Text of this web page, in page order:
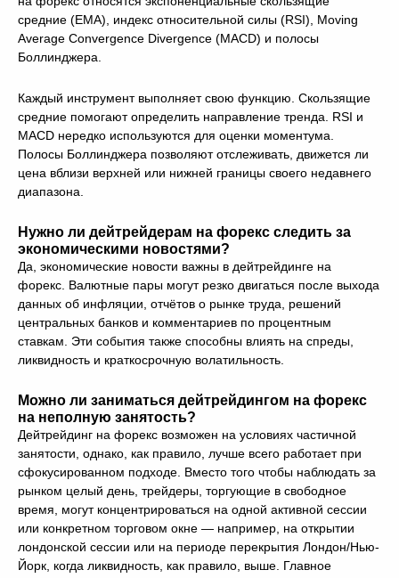
средние (EMA), индекс относительной силы (RSI), Moving
Average Convergence Divergence (MACD) и полосы
Боллинджера.
Каждый инструмент выполняет свою функцию. Скользящие
средние помогают определить направление тренда. RSI и
MACD нередко используются для оценки моментума.
Полосы Боллинджера позволяют отслеживать, движется ли
цена вблизи верхней или нижней границы своего недавнего
диапазона.
Нужно ли дейтрейдерам на форекс следить за
экономическими новостями?
Да, экономические новости важны в дейтрейдинге на
форекс. Валютные пары могут резко двигаться после выхода
данных об инфляции, отчётов о рынке труда, решений
центральных банков и комментариев по процентным
ставкам. Эти события также способны влиять на спреды,
ликвидность и краткосрочную волатильность.
Можно ли заниматься дейтрейдингом на форекс
на неполную занятость?
Дейтрейдинг на форекс возможен на условиях частичной
занятости, однако, как правило, лучше всего работает при
сфокусированном подходе. Вместо того чтобы наблюдать за
рынком целый день, трейдеры, торгующие в свободное
время, могут концентрироваться на одной активной сессии
или конкретном торговом окне — например, на открытии
лондонской сессии или на периоде перекрытия Лондон/Нью-
Йорк, когда ликвидность, как правило, выше. Главное